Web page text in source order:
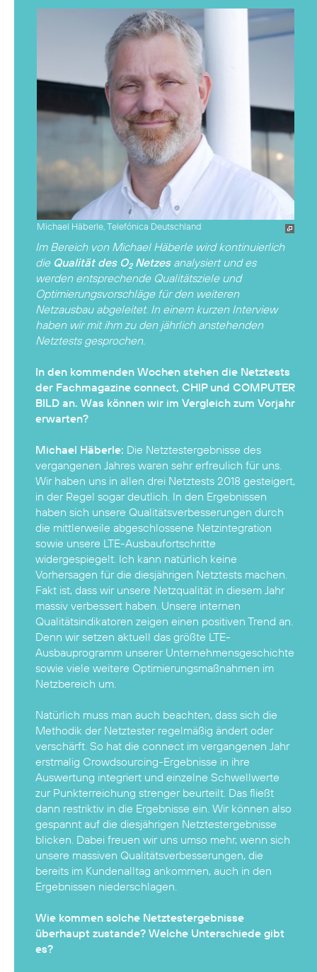
Michael Häberle, Telefónica Deutschland
Im Bereich von Michael Häberle wird kontinuierlich
die Qualität des O2Netzesanalysiert und es
werden entsprechende Qualitätsziele und
Optimierungsvorschläge für den weiteren
Netzausbau abgeleitet. In einem kurzen Interview
haben wir mit ihm zu den jährlich anstehenden
Netztests gesprochen.
In den kommenden Wochen stehen die Netztests
der Fachmagazine connect, CHIP und COMPUTER
BILD an. Was können wir im Vergleich zum Vorjahr
erwarten?
Michael Häberle: Die Netztestergebnisse des
vergangenen Jahres waren sehr erfreulich für uns.
Wir haben uns in allen drei Netztests 2018 gesteigert,
in der Regel sogar deutlich. In den Ergebnissen
haben sich unsere Qualitätsverbesserungen durch
die mittlerweile abgeschlossene Netzintegration
sowie unsere LTE-Ausbaufortschritte
widergespiegelt. Ich kann natürlich keine
Vorhersagen für die diesjährigen Netztests machen.
Fakt ist, dass wir unsere Netzqualität in diesem Jahr
massiv verbessert haben. Unsere internen
Qualitätsindikatoren zeigen einen positiven Trend an.
Denn wir setzen aktuell das größte LTE-
Ausbauprogramm unserer Unternehmensgeschichte
sowie viele weitere Optimierungsmaßnahmen im
Netzbereich um.
Natürlich muss man auch beachten, dass sich die
Methodik der Netztester regelmäßig ändert oder
verschärft. So hat die connect im vergangenen Jahr
erstmalig Crowdsourcing-Ergebnisse in ihre
Auswertung integriert und einzelne Schwellwerte
zur Punkterreichung strenger beurteilt. Das fließt
dann restriktiv in die Ergebnisse ein. Wir können also
gespannt auf die diesjährigen Netztestergebnisse
blicken. Dabei freuen wir uns umso mehr, wenn sich
unsere massiven Qualitätsverbesserungen, die
bereits im Kundenalltag ankommen, auch in den
Ergebnissen niederschlagen.
Wie kommen solche Netztestergebnisse
überhaupt zustande? Welche Unterschiede gibt
es?